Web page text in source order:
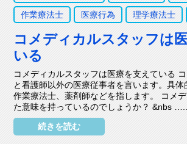
生活保護について
作業療法士 医療行為 理学療法士
コメディカルスタッフは
いる
コメディカルスタッフは医療を支えている
と看護師以外の医療従事者を言います。具
作業療法士、薬剤師などを指します。 コメ
た意味を持っているのでしょうか？ &nbs …..
続きを読む